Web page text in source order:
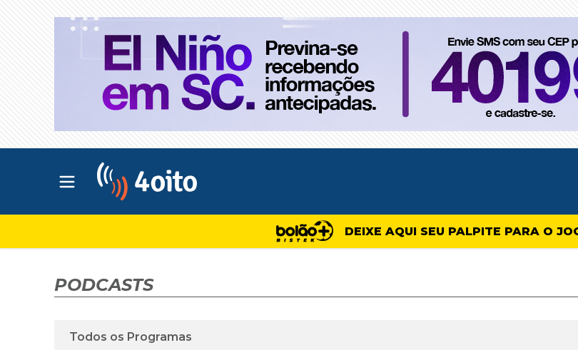
Abrir menu principal
DEIXE AQUI SEU PALPITE PARA O
PODCASTS